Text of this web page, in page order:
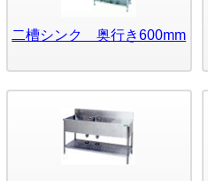
二槽シンク 奥行き600mm